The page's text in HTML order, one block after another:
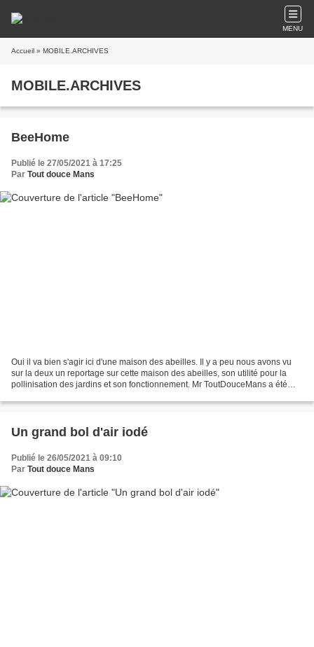
MENU
Accueil » MOBILE.ARCHIVES
MOBILE.ARCHIVES
BeeHome
Publié le 27/05/2021 à 17:25
Par Tout douce Mans
Oui il va bien s'agir ici d'une maison des abeilles. Il y a peu nous avons vu
sur la deux un reportage sur cette maison des abeilles, son utilité pour la
pollinisation des jardins et son fonctionnement. Mr ToutDouceMans a été
Un grand bol d'air iodé
Publié le 26/05/2021 à 09:10
Par Tout douce Mans